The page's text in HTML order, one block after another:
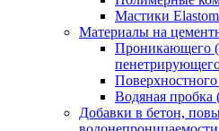
Мастики
Материалы на
Проникающего
Поверхностного
Водяная пробка
Добавки в бетон,